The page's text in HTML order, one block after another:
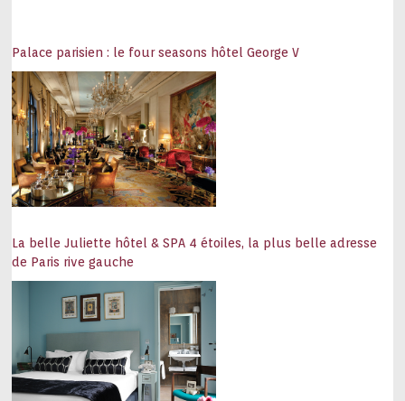
Palace parisien : le four seasons hôtel George V
La belle Juliette hôtel & SPA 4 étoiles, la plus belle adresse
de Paris rive gauche